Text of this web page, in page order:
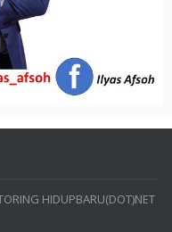
HIDUPBARU(DOT)NET